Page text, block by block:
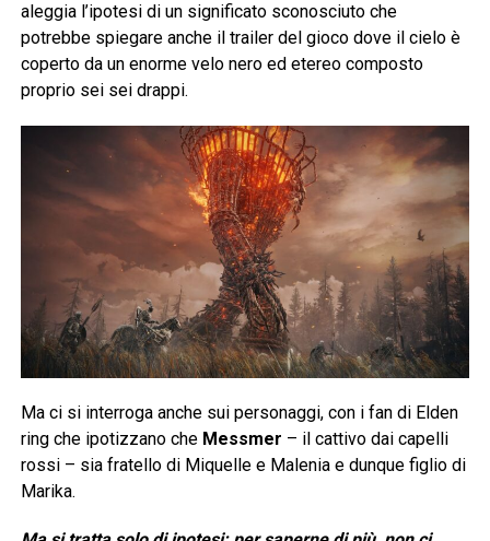
aleggia l’ipotesi di un significato sconosciuto che
potrebbe spiegare anche il trailer del gioco dove il cielo è
coperto da un enorme velo nero ed etereo composto
proprio sei sei drappi.
Ma ci si interroga anche sui personaggi, con i fan di Elden
ring che ipotizzano che Messmer – il cattivo dai capelli
rossi – sia fratello di Miquelle e Malenia e dunque figlio di
Marika.